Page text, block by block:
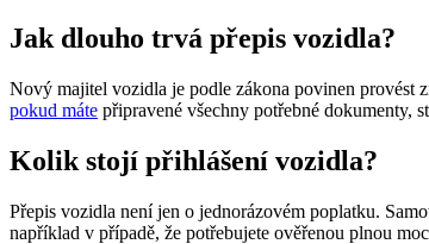
Jak dlouho trvá přepis vozidla?
Nový majitel vozidla je podle zákona povinen provést
pokud máte připravené všechny potřebné dokumenty,
Kolik stojí přihlášení vozidla?
Přepis vozidla není jen o jednorázovém poplatku.
například v případě, že potřebujete ověřenou plnou